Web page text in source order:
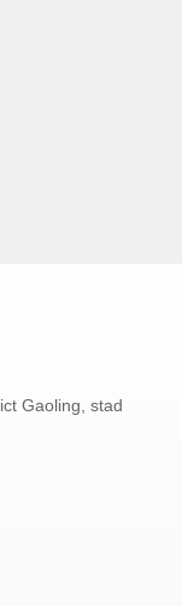
Gaoling, stad